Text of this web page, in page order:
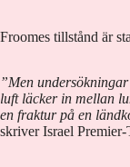
Froomes tillstånd är
”Men
luft läcker in mellan
en fraktur på en
skriver Israel Premier-